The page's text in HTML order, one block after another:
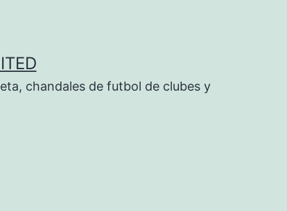
chandales de futbol de clubes y